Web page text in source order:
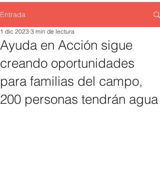
Entrada
Ayuda en Acción sigue
creando oportunidades
para familias del campo,
200 personas tendrán agua
1 dic 2023 3 min de lectura